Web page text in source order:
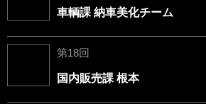
車輌課 納車美化チーム
第18回
国内販売課 根本